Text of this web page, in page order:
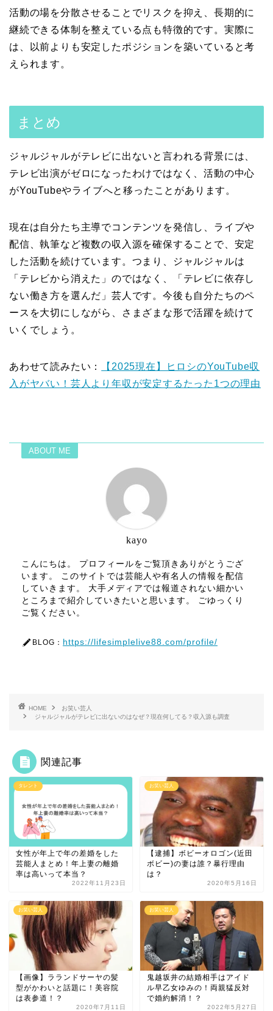
活動の場を分散させることでリスクを抑え、長期的に
継続できる体制を整えている点も特徴的です。実際に
は、以前よりも安定したポジションを築いていると考
えられます。
まとめ
ジャルジャルがテレビに出ないと言われる背景には、
テレビ出演がゼロになったわけではなく、活動の中心
がYouTubeやライブへと移ったことがあります。
現在は自分たち主導でコンテンツを発信し、ライブや
配信、執筆など複数の収入源を確保することで、安定
した活動を続けています。つまり、ジャルジャルは
「テレビから消えた」のではなく、「テレビに依存し
ない働き方を選んだ」芸人です。今後も自分たちのペ
ースを大切にしながら、さまざまな形で活躍を続けて
いくでしょう。
あわせて読みたい：
【2025現在】ヒロシのYouTube収
入がヤバい！芸人より年収が安定するたった1つの理由
ABOUT ME
kayo
こんにちは。 プロフィールをご覧頂きありがとうござ
います。 このサイトでは芸能人や有名人の情報を配信
していきます。 大手メディアでは報道されない細かい
ところまで紹介していきたいと思います。 ごゆっくり
ご覧ください。
BLOG： https://lifesimplelive88.com/profile/
HOME
お笑い芸人
ジャルジャルがテレビに出ないのはなぜ？現在何してる？収入源も調査
関連記事
タレント
女性が年上で年の差婚をした
芸能人まとめ！年上妻の離婚
率は高いって本当？
2022年11月23日
お笑い芸人
【逮捕】ボビーオロゴン(近田
ボビー)の妻は誰？暴行理由
は？
2020年5月16日
お笑い芸人
【画像】ラランドサーヤの髪
型がかわいと話題に！美容院
は表参道！？
2020年7月11日
お笑い芸人
鬼越坂井の結婚相手はアイド
ル早乙女ゆみの！両親猛反対
で婚約解消！？
2022年5月27日